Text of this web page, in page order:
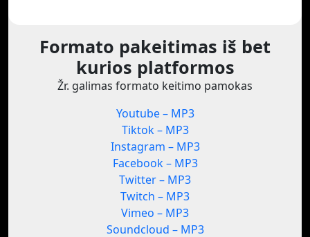
Formato pakeitimas iš bet
kurios platformos
Žr. galimas formato keitimo pamokas
Youtube – MP3
Tiktok – MP3
Instagram – MP3
Facebook – MP3
Twitter – MP3
Twitch – MP3
Vimeo – MP3
Soundcloud – MP3